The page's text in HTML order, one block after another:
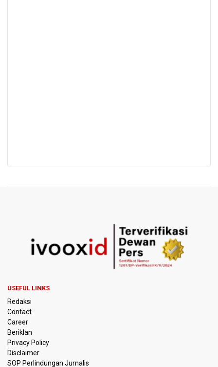
USEFUL LINKS
Redaksi
Contact
Career
Beriklan
Privacy Policy
Disclaimer
SOP Perlindungan Jurnalis